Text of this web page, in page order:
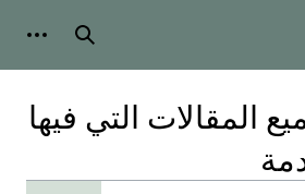
بحث
المقالات التي فيها